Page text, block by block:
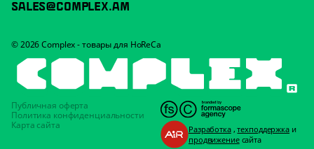
SALES@COMPLEX.AM
© 2026 Complex - товары для HoReCa
Публичная оферта
Политика конфиденциальности
Карта сайта
Разработка,техподдержка и
продвижениесайта